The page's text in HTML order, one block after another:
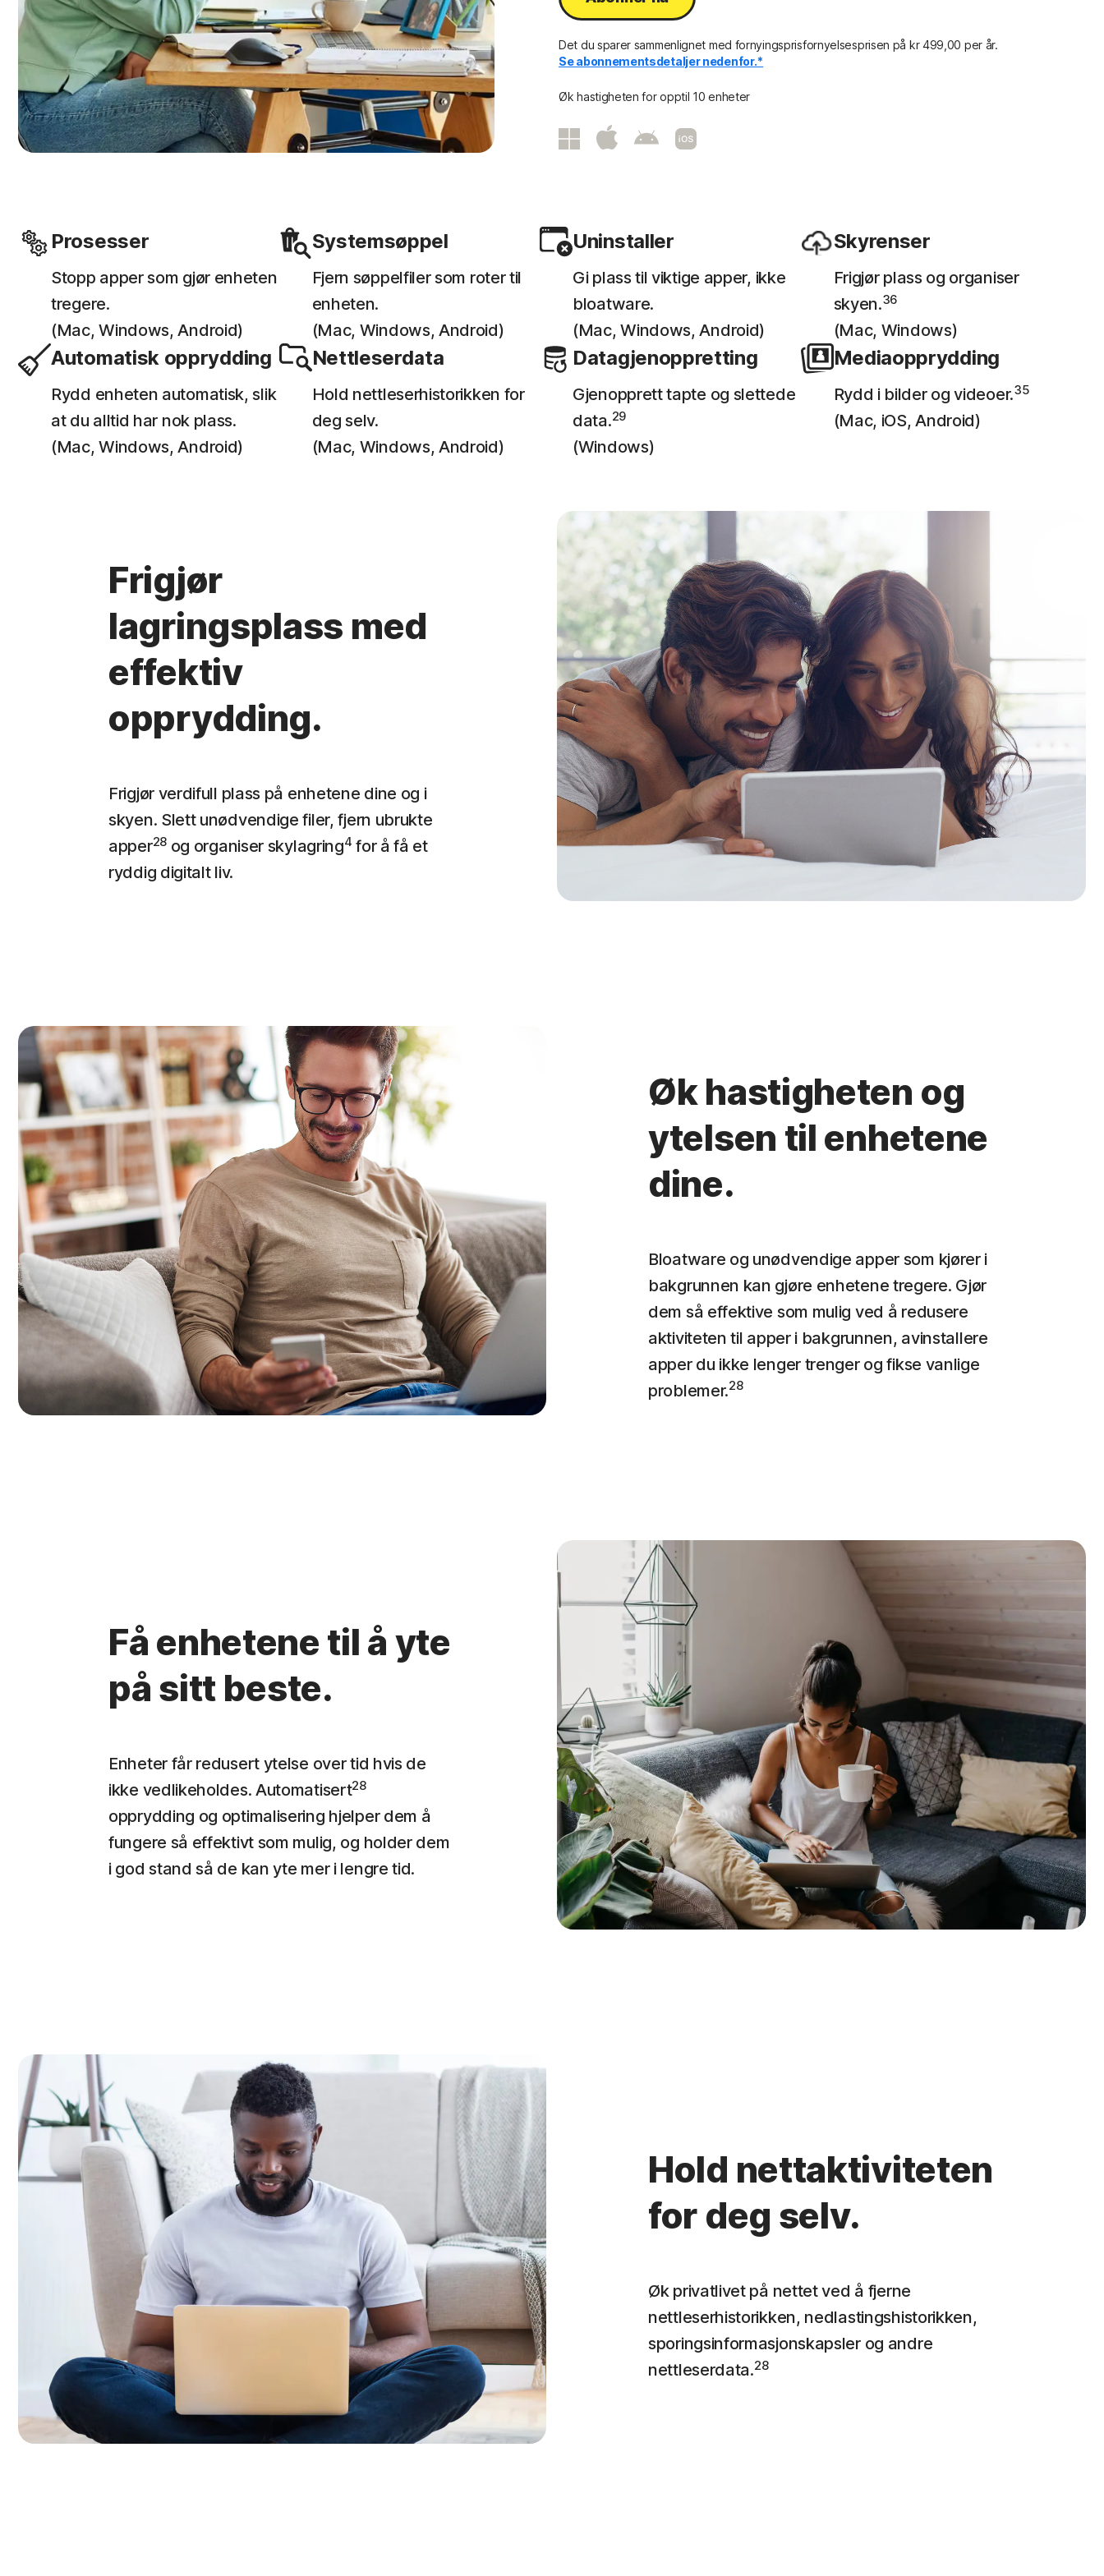
Det du sparer sammenlignet med fornyingsprisfornyelsesprisen på kr 499,00 per år.
Se abonnementsdetaljer nedenfor.*
Øk hastigheten for opptil 10 enheter
Prosesser
Stopp apper som gjør enheten
tregere.
(Mac, Windows, Android)
Systemsøppel
Fjern søppelfiler som roter til
enheten.
(Mac, Windows, Android)
Uninstaller
Gi plass til viktige apper, ikke
bloatware.
(Mac, Windows, Android)
Skyrenser
Frigjør plass og organiser
skyen.36
(Mac, Windows)
Automatisk opprydding
Rydd enheten automatisk, slik
at du alltid har nok plass.
(Mac, Windows, Android)
Nettleserdata
Hold nettleserhistorikken for
deg selv.
(Mac, Windows, Android)
Datagjenoppretting
Gjenopprett tapte og slettede
data.29
(Windows)
Mediaopprydding
Rydd i bilder og videoer.35
(Mac, iOS, Android)
Frigjør
lagringsplass med
effektiv
opprydding.
Frigjør verdifull plass på enhetene dine og i
skyen. Slett unødvendige filer, fjern ubrukte
apper28og organiser skylagring4 for å få et
ryddig digitalt liv.
Øk hastigheten og
ytelsen til enhetene
dine.
Bloatware og unødvendige apper som kjører i
bakgrunnen kan gjøre enhetene tregere. Gjør
dem så effektive som mulig ved å redusere
aktiviteten til apper i bakgrunnen, avinstallere
apper du ikke lenger trenger og fikse vanlige
problemer.28
Få enhetene til å yte
på sitt beste.
Enheter får redusert ytelse over tid hvis de
ikke vedlikeholdes. Automatisert28
opprydding og optimalisering hjelper dem å
fungere så effektivt som mulig, og holder dem
i god stand så de kan yte mer i lengre tid.
Hold nettaktiviteten
for deg selv.
Øk privatlivet på nettet ved å fjerne
nettleserhistorikken, nedlastingshistorikken,
sporingsinformasjonskapsler og andre
nettleserdata.28